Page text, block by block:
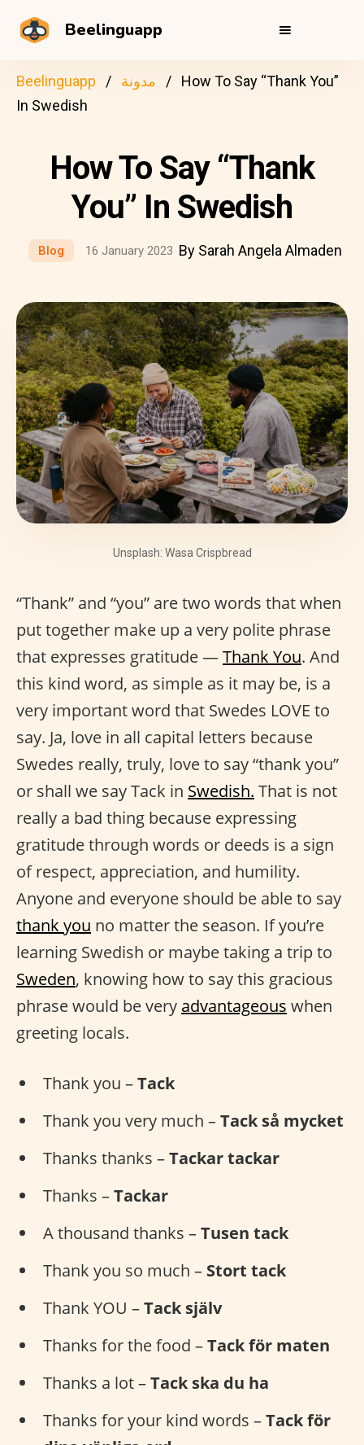
Beelinguapp
Beelinguapp مدونة
How To Say “Thank You”
In Swedish
How To Say “Thank
You” In Swedish
Blog 16 January 2023 By Sarah Angela Almaden
Unsplash: Wasa Crispbread
“Thank” and “you” are two words that when
put together make up a very polite phrase
that expresses gratitude —Thank You. And
this kind word, as simple as it may be, is a
very important word that Swedes LOVE to
say. Ja, love in all capital letters because
Swedes really, truly, love to say “thank you”
or shall we say Tack in Swedish. That is not
really a bad thing because expressing
gratitude through words or deeds is a sign
of respect, appreciation, and humility.
Anyone and everyone should be able to say
thank you no matter the season. If you’re
learning Swedish or maybe taking a trip to
Sweden, knowing how to say this gracious
phrase would be very advantageous when
greeting locals.
Thank you –Tack
Thank you very much –Tack så mycket
Thanks thanks –Tackar tackar
Thanks –Tackar
A thousand thanks –Tusen tack
Thank you so much – Stort tack
Thank YOU –Tack själv
Thanks for the food –Tack för maten
Thanks a lot –Tack ska du ha
Thanks for your kind words –Tack för